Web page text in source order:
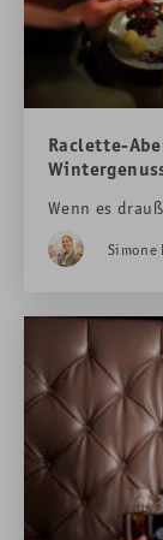
Raclette-
Wenn es
Bergluft so
der